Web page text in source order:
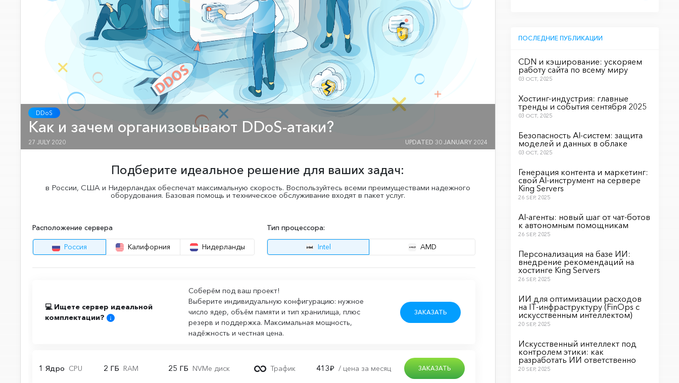
DDoS
Как и зачем организовывают DDoS-атаки?
27 JULY 2020 UPDATED 30 JANUARY 2024
Подберите идеальное решение для ваших задач:
в России, США и Нидерландах обеспечат максимальную скорость. Воспользуйтесь всеми преимуществами надежного
оборудования. Базовая помощь и техническое обслуживание входят в пакет услуг.
ПОСЛЕДНИЕ ПУБЛИКАЦИИ
CDN и кэширование: ускоряем
работу сайта по всему миру
03 OCT, 2025
Хостинг-индустрия: главные
тренды и события сентября 2025
03 OCT, 2025
Безопасность AI-систем: защита
моделей и данных в облаке
03 OCT, 2025
Генерация контента и маркетинг:
свой AI-инструмент на сервере
King Servers
26 SEP, 2025
AI-агенты: новый шаг от чат-ботов
к автономным помощникам
26 SEP, 2025
Персонализация на базе ИИ:
внедрение рекомендаций на
хостинге King Servers
26 SEP, 2025
ИИ для оптимизации расходов
на IT-инфраструктуру (FinOps с
искусственным интеллектом)
20 SEP, 2025
Искусственный интеллект под
контролем этики: как
разработать ИИ ответственно
20 SEP, 2025